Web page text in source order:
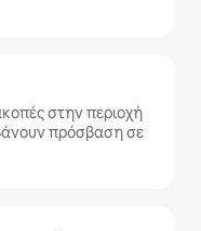
στην περιοχή
πρόσβαση σε